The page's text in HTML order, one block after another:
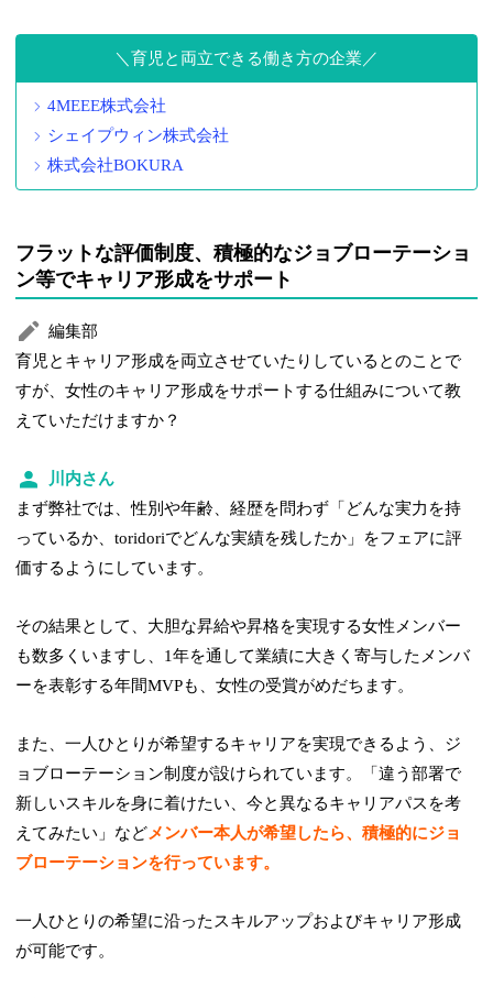
育児と両立できる働き方の企業
4MEEE株式会社
シェイプウィン株式会社
株式会社BOKURA
フラットな評価制度、積極的なジョブローテーショ
ン等でキャリア形成をサポート
編集部
育児とキャリア形成を両立させていたりしているとのことで
すが、女性のキャリア形成をサポートする仕組みについて教
えていただけますか？
川内さん
まず弊社では、性別や年齢、経歴を問わず「どんな実力を持
っているか、toridoriでどんな実績を残したか」をフェアに評
価するようにしています。
その結果として、大胆な昇給や昇格を実現する女性メンバー
も数多くいますし、1年を通して業績に大きく寄与したメンバ
ーを表彰する年間MVPも、女性の受賞がめだちます。
また、一人ひとりが希望するキャリアを実現できるよう、ジ
ョブローテーション制度が設けられています。「違う部署で
新しいスキルを身に着けたい、今と異なるキャリアパスを考
えてみたい」などメンバー本人が希望したら、積極的にジョ
ブローテーションを行っています。
一人ひとりの希望に沿ったスキルアップおよびキャリア形成
が可能です。